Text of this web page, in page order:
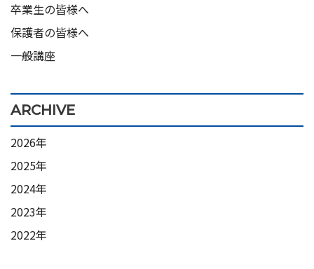
卒業生の皆様へ
保護者の皆様へ
一般講座
ARCHIVE
2026年
2025年
2024年
2023年
2022年